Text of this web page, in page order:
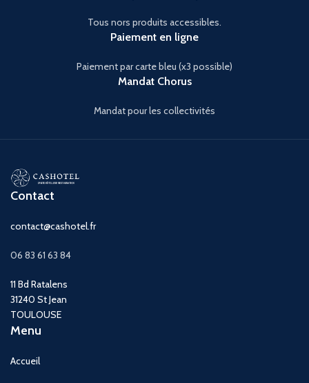
Tous nors produits accessibles.
Paiement en ligne
Paiement par carte bleu (x3 possible)
Mandat Chorus
Mandat pour les collectivités
Contact
contact@cashotel.fr
06 83 61 63 84
11 Bd Ratalens
31240 St Jean
TOULOUSE
Menu
Accueil